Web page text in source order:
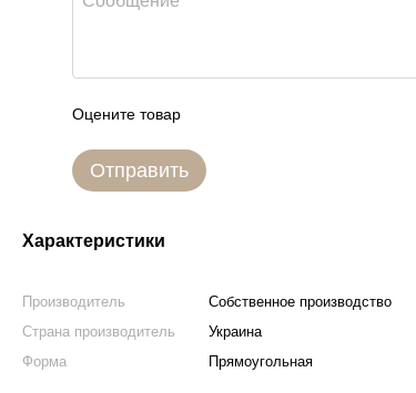
Оцените товар
Отправить
Характеристики
Производитель
Собственное производство
Страна производитель
Украина
Форма
Прямоугольная